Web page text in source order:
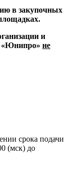
в закупочных
и
«Юнипро» не
срока подачи
(мск) до